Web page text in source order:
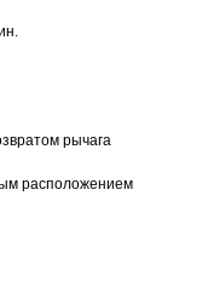
рычага
расположением